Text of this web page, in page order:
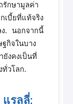
รักษามูลค่า
เบี้ยที่แท้จริง
. นอกจากนี้
ฐกิจในบาง
ยังคงเป็นที่
ทั่วโลก.
แรลลี่: